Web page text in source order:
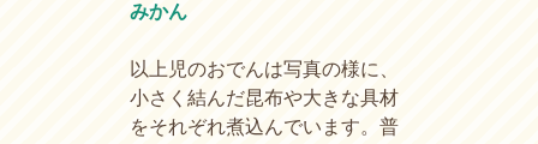
みかん
以上児のおでんは写真の様に、
小さく結んだ昆布や大きな具材
をそれぞれ煮込んでいます。普